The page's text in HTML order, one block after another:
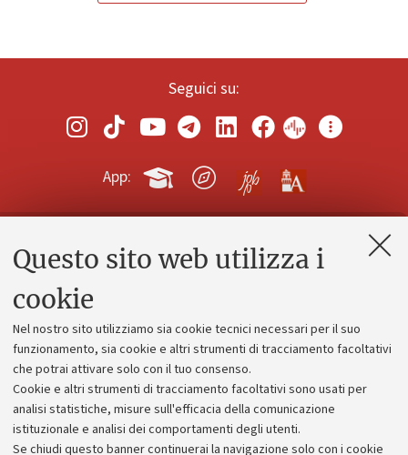
Questo sito web utilizza i
cookie
Nel nostro sito utilizziamo sia cookie tecnici necessari per il suo
funzionamento, sia cookie e altri strumenti di tracciamento facoltativi
che potrai attivare solo con il tuo consenso.
Cookie e altri strumenti di tracciamento facoltativi sono usati per
analisi statistiche, misure sull'efficacia della comunicazione
istituzionale e analisi dei comportamenti degli utenti.
Se chiudi questo banner continuerai la navigazione solo con i cookie
Seguici su:
App:
Contatti e PEC
Alumni community
Piano strategico
Bilanci
Donazioni e 5x1000